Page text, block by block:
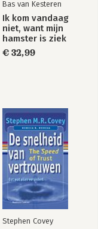
Bas van Kesteren
Ik kom vandaag
niet, want mijn
hamster is ziek
€ 32,99
Stephen Covey